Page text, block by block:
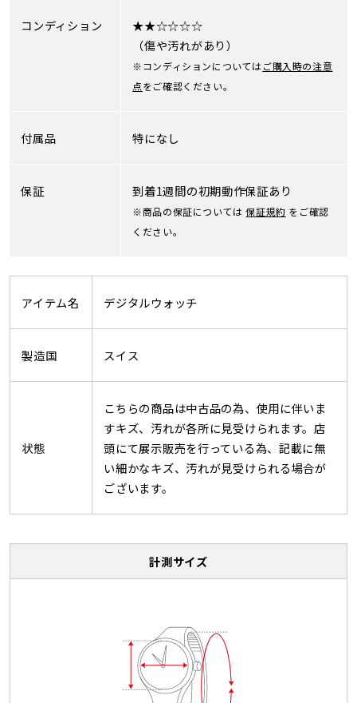
コンディション
★★☆☆☆☆
（傷や汚れがあり）
※コンディションについてはご購入時の注意
点をご確認ください。
付属品 特になし
保証 到着1週間の初期動作保証あり
※商品の保証については保証規約 をご確認
ください。
アイテム名 デジタルウォッチ
製造国 スイス
状態
こちらの商品は中古品の為、使用に伴いま
すキズ、汚れが各所に見受けられます。店
頭にて展示販売を行っている為、記載に無
い細かなキズ、汚れが見受けられる場合が
ございます。
計測サイズ